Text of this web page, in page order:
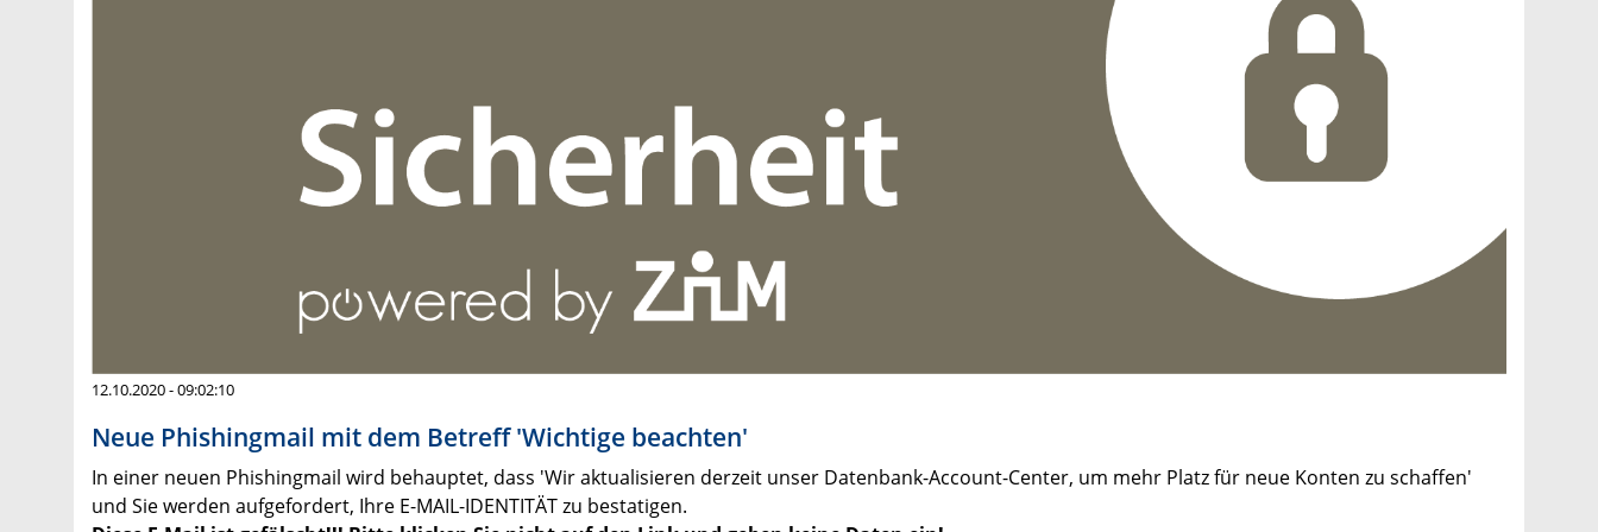
12.10.2020 - 09:02:10
Neue Phishingmail mit dem Betreff 'Wichtige beachten'
In einer neuen Phishingmail wird behauptet, dass 'Wir aktualisieren derzeit unser Datenbank-Account-Center, um mehr Platz für neue Konten zu schaffen'
und Sie werden aufgefordert, Ihre E-MAIL-IDENTITÄT zu bestatigen.